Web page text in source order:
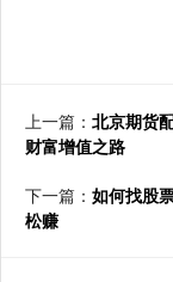
上一篇： 北京期货
财富增值之路
下一篇： 如何找股
松赚